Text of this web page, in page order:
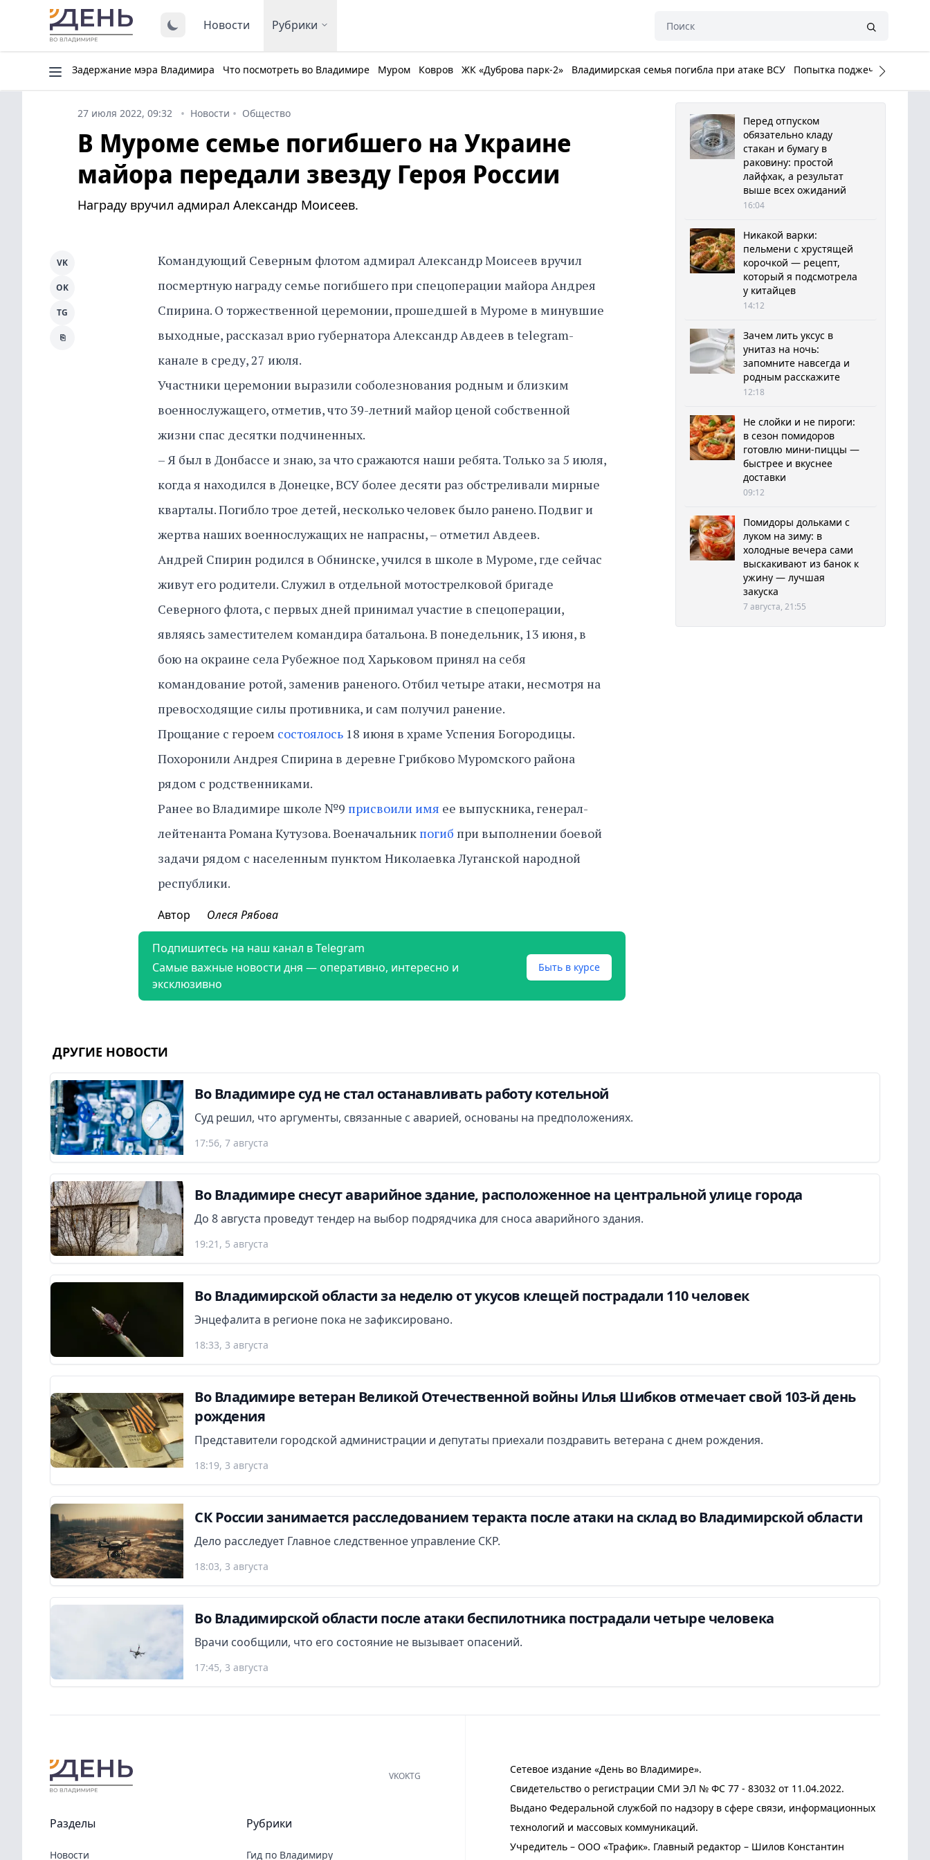
Новости Рубрики
Задержание мэра Владимира Что посмотреть во Владимире Муром Ковров ЖК «Дуброва парк-2» Владимирская семья погибла при атаке ВСУ Попытка поджечь Белый
27 июля 2022, 09:32 Новости Общество
В Муроме семье погибшего на Украине
майора передали звезду Героя России
Награду вручил адмирал Александр Моисеев.
Командующий Северным флотом адмирал Александр Моисеев вручил
посмертную награду семье погибшего при спецоперации майора Андрея
Спирина. О торжественной церемонии, прошедшей в Муроме в минувшие
выходные, рассказал врио губернатора Александр Авдеев в telegram-
канале в среду, 27 июля.
Участники церемонии выразили соболезнования родным и близким
военнослужащего, отметив, что 39-летний майор ценой собственной
жизни спас десятки подчиненных.
– Я был в Донбассе и знаю, за что сражаются наши ребята. Только за 5 июля,
когда я находился в Донецке, ВСУ более десяти раз обстреливали мирные
кварталы. Погибло трое детей, несколько человек было ранено. Подвиг и
жертва наших военнослужащих не напрасны, – отметил Авдеев.
Андрей Спирин родился в Обнинске, учился в школе в Муроме, где сейчас
живут его родители. Служил в отдельной мотострелковой бригаде
Северного флота, с первых дней принимал участие в спецоперации,
являясь заместителем командира батальона. В понедельник, 13 июня, в
бою на окраине села Рубежное под Харьковом принял на себя
командование ротой, заменив раненого. Отбил четыре атаки, несмотря на
превосходящие силы противника, и сам получил ранение.
Прощание с героем состоялось 18 июня в храме Успения Богородицы.
Похоронили Андрея Спирина в деревне Грибково Муромского района
рядом с родственниками.
Ранее во Владимире школе №9 присвоили имя ее выпускника, генерал-
лейтенанта Романа Кутузова. Военачальник погиб при выполнении боевой
задачи рядом с населенным пунктом Николаевка Луганской народной
республики.
VK
OK
TG
⎘
Автор Олеся Рябова
Подпишитесь на наш канал в Telegram
Самые важные новости дня — оперативно, интересно и
эксклюзивно
Быть в курсе
Перед отпуском
обязательно кладу
стакан и бумагу в
раковину: простой
лайфхак, а результат
выше всех ожиданий
16:04
Никакой варки:
пельмени с хрустящей
корочкой — рецепт,
который я подсмотрела
у китайцев
14:12
Зачем лить уксус в
унитаз на ночь:
запомните навсегда и
родным расскажите
12:18
Не слойки и не пироги:
в сезон помидоров
готовлю мини-пиццы —
быстрее и вкуснее
доставки
09:12
Помидоры дольками с
луком на зиму: в
холодные вечера сами
выскакивают из банок к
ужину — лучшая
закуска
7 августа, 21:55
ДРУГИЕ НОВОСТИ
Во Владимире суд не стал останавливать работу котельной
Суд решил, что аргументы, связанные с аварией, основаны на предположениях.
17:56, 7 августа
Во Владимире снесут аварийное здание, расположенное на центральной улице города
До 8 августа проведут тендер на выбор подрядчика для сноса аварийного здания.
19:21, 5 августа
Во Владимирской области за неделю от укусов клещей пострадали 110 человек
Энцефалита в регионе пока не зафиксировано.
18:33, 3 августа
Во Владимире ветеран Великой Отечественной войны Илья Шибков отмечает свой 103-й день
рождения
Представители городской администрации и депутаты приехали поздравить ветерана с днем рождения.
18:19, 3 августа
СК России занимается расследованием теракта после атаки на склад во Владимирской области
Дело расследует Главное следственное управление СКР.
18:03, 3 августа
Во Владимирской области после атаки беспилотника пострадали четыре человека
Врачи сообщили, что его состояние не вызывает опасений.
17:45, 3 августа
Сетевое издание «День во Владимире».
Свидетельство о регистрации СМИ ЭЛ № ФС 77 - 83032 от 11.04.2022.
Выдано Федеральной службой по надзору в сфере связи, информационных
технологий и массовых коммуникаций.
Учредитель – ООО «Трафик». Главный редактор – Шилов Константин
VKOKTG
Разделы
Новости
Рубрики
Гид по Владимиру